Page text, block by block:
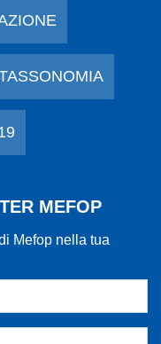
MEFOP
Mefop nella tua